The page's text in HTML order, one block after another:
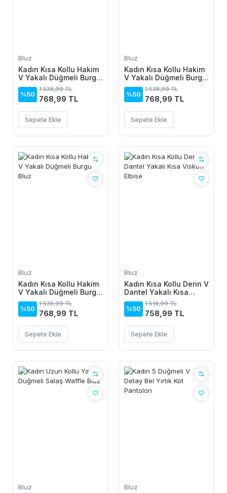
Bluz
Kadın Kısa Kollu Hakim
V Yakalı Düğmeli Burgu
Bluz
%50
1.538,99 TL
768,99 TL
Sepete Ekle
Bluz
Kadın Kısa Kollu Hakim
V Yakalı Düğmeli Burgu
Bluz
%50
1.538,99 TL
768,99 TL
Sepete Ekle
Bluz
Kadın Kısa Kollu Hakim
V Yakalı Düğmeli Burgu
Bluz
%50
1.538,99 TL
768,99 TL
Sepete Ekle
Bluz
Kadın Kısa Kollu Derin V
Dantel Yakalı Kısa
Viskon Elbise
%50
1.518,99 TL
758,99 TL
Sepete Ekle
Bluz Bluz